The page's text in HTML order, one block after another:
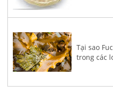
Tại sao
trong các